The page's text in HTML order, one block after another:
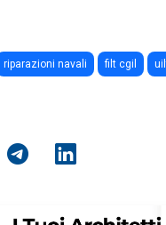
riparazioni navali filt cgil